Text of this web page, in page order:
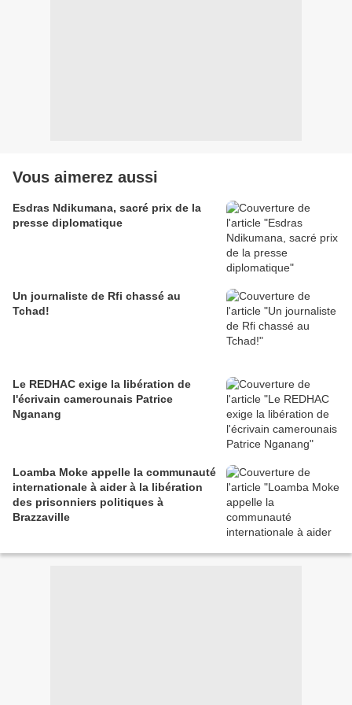
Vous aimerez aussi
Esdras Ndikumana, sacré prix de la
presse diplomatique
Un journaliste de Rfi chassé au
Tchad!
Le REDHAC exige la libération de
l'écrivain camerounais Patrice
Nganang
Loamba Moke appelle la communauté
internationale à aider à la libération
des prisonniers politiques à
Brazzaville